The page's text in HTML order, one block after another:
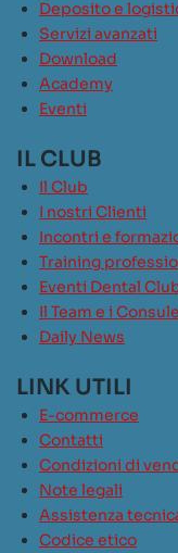
Deposito e
Servizi avanzati
Download
Academy
Eventi
IL CLUB
Il Club
I nostri Clienti
Incontri e
Training
Eventi Dental
Il Team e i
Daily News
LINK UTILI
E-commerce
Contatti
Condizioni di
Note legali
Assistenza
Codice etico